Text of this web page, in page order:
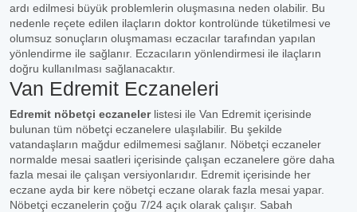
ardı edilmesi büyük problemlerin oluşmasına neden olabilir. Bu
nedenle reçete edilen ilaçların doktor kontrolünde tüketilmesi ve
olumsuz sonuçların oluşmaması eczacılar tarafından yapılan
yönlendirme ile sağlanır. Eczacıların yönlendirmesi ile ilaçların
doğru kullanılması sağlanacaktır.
Van Edremit Eczaneleri
Edremit nöbetçi eczanelerlistesi ile Van Edremit içerisinde
bulunan tüm nöbetçi eczanelere ulaşılabilir. Bu şekilde
vatandaşların mağdur edilmemesi sağlanır. Nöbetçi eczaneler
normalde mesai saatleri içerisinde çalışan eczanelere göre daha
fazla mesai ile çalışan versiyonlarıdır. Edremit içerisinde her
eczane ayda bir kere nöbetçi eczane olarak fazla mesai yapar.
Nöbetçi eczanelerin çoğu 7/24 açık olarak çalışır. Sabah